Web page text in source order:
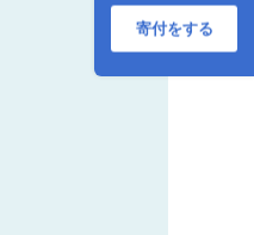
寄付をする